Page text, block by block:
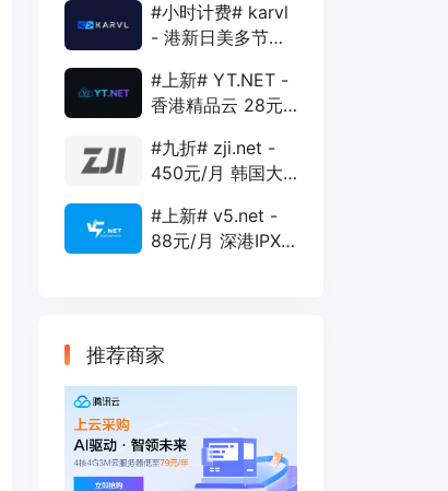
40G 1T 450Mbps
#小时计费# karvl
- 港新日美多节点
20G 5T 1Gbps
#上新# YT.NET -
香港精品云 28元/
AS10099+移动
CMI
#九折# zji.net -
450元/月 韩国大
优化和纯国际线路
#上新# v5.net -
88元/月 深港IPX
推荐商家